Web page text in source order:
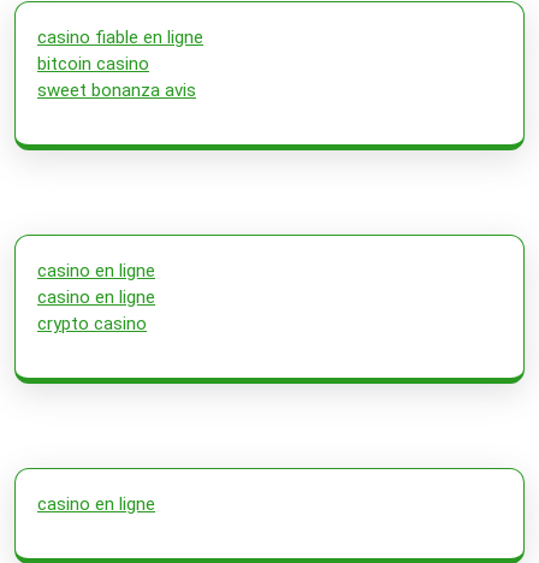
casino fiable en ligne
bitcoin casino
sweet bonanza avis
casino en ligne
casino en ligne
crypto casino
casino en ligne